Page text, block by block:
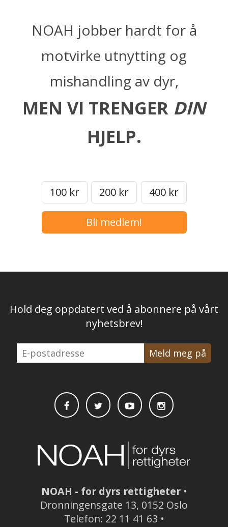
NOAH jobber hardt for å
motvirke utnytting og
mishandling av dyr,
MEN VI TRENGER DIN
HJELP.
100 kr 200 kr 400 kr
Bli medlem!
Hold deg oppdatert ved å abonnere på vårt
nyhetsbrev!
NOAH - for dyrs rettigheter•
Dronningensgate 13, 0152 Oslo
Telefon: 22 11 41 63 •